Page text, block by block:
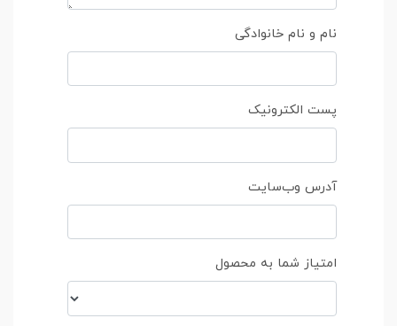
نام و نام خانوادگی
پست الکترونیک
آدرس وب‌سایت
امتیاز شما به محصول